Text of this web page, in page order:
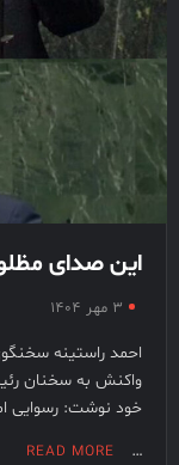
این صدای
۳ مهر ۱۴۰۴
احمد راستینه
واکنش به سخنان
خود نوشت: رسوایی
…
READ MORE